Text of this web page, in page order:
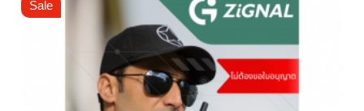
Sale